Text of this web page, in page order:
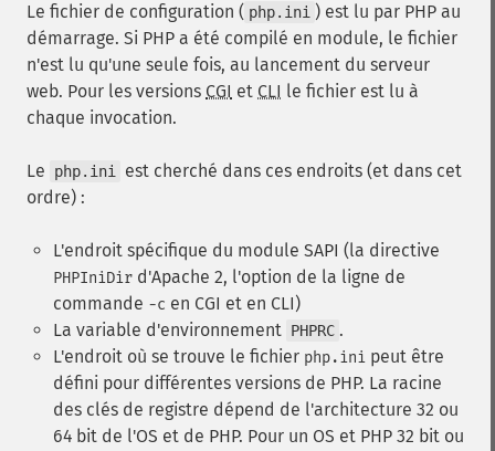
Le fichier de configuration ( php.ini ) est lu par PHP au
démarrage. Si PHP a été compilé en module, le fichier
n'est lu qu'une seule fois, au lancement du serveur
web. Pour les versions CGI et CLI le fichier est lu à
chaque invocation.
Le php.ini
est cherché dans ces endroits (et dans cet
ordre) :
L'endroit spécifique du module SAPI (la directive
PHPIniDir d'Apache 2, l'option de la ligne de
commande -c en CGI et en CLI)
La variable d'environnement PHPRC .
L'endroit où se trouve le fichier php.ini peut être
défini pour différentes versions de PHP. La racine
des clés de registre dépend de l'architecture 32 ou
64 bit de l'OS et de PHP. Pour un OS et PHP 32 bit ou